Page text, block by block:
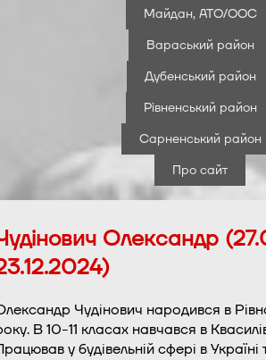
Майдан, АТО/ООС
Вараський район
Дубенський район
Рівненський район
Сарненський район
Про сайт
Олександр
Чудінович народився в
В 10-11 класах навчався в
у будівельній сфері в